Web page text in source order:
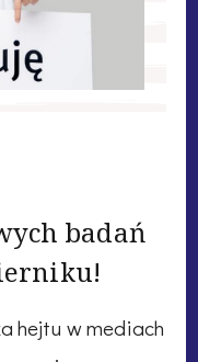
badań
hejtu w mediach